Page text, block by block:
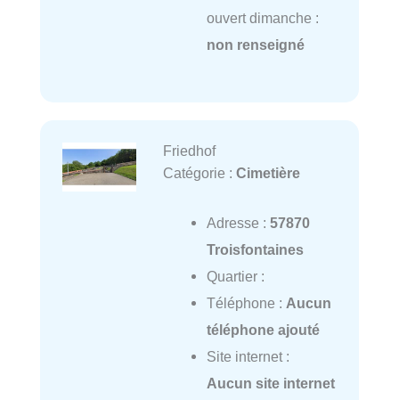
ouvert dimanche :
non renseigné
Friedhof
Catégorie : Cimetière
Adresse : 57870
Troisfontaines
Quartier :
Téléphone : Aucun
téléphone ajouté
Site internet :
Aucun site internet